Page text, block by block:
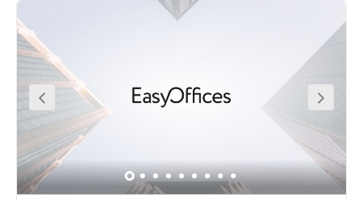
meeting rooms, and event options. All business
also included. The Office is located on the border of the
city center. A beautiful park separates Charlotte from the
heart of Luxembourg city. It is close to Hamilius the main
bus stop in the city center of Luxembourg and Gare,
Luxembourg's city train station. Parking is available a
short four-minute walk away from the office.